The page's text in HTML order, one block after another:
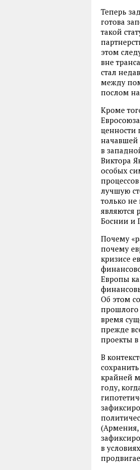
Теперь
готова
такой
этом
вне
стал
между
послом
Кроме
ценности
начавшей
в
Виктора
особых
лучшую
только
являются
Боснии и
Почему
почему
кризисе
Европы
Об этом
прошлого
время
прежде
проекты в
В
крайней
году,
(Армения,
в